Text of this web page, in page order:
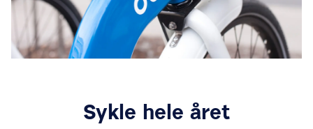
Sykle hele året